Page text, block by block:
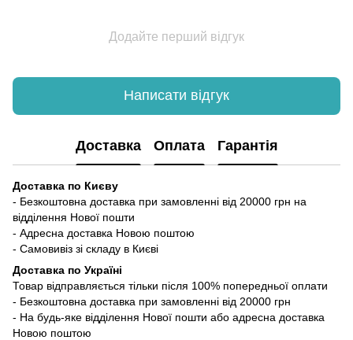
Додайте перший відгук
Написати відгук
Доставка Оплата Гарантія
Доставка по Києву
- Безкоштовна доставка при замовленні від 20000 грн на
відділення Нової пошти
- Адресна доставка Новою поштою
- Самовивіз зі складу в Києві
Доставка по Україні
Товар відправляється тільки після 100% попередньої оплати
- Безкоштовна доставка при замовленні від 20000 грн
- На будь-яке відділення Нової пошти або адресна доставка
Новою поштою